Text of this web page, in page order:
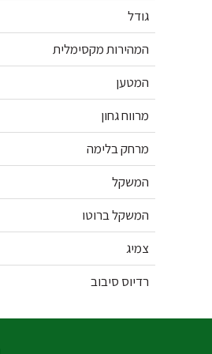
גודל
המהירות מקסימלית
המטען
מרווח גחון
מרחק בלימה
המשקל
המשקל ברוטו
צמיג
רדיוס סיבוב